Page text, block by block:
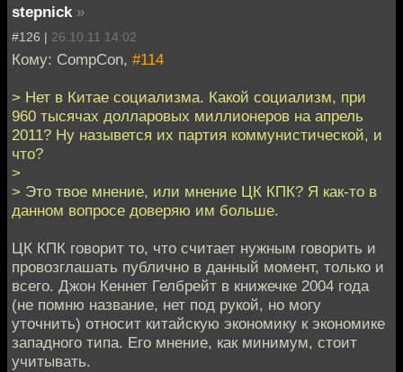
stepnick »
#126 | 26.10.11 14:02
Кому: CompCon, #114
> Нет в Китае социализма. Какой социализм, при
960 тысячах долларовых миллионеров на апрель
2011? Ну назывется их партия коммунистической, и
что?
>
> Это твое мнение, или мнение ЦК КПК? Я как-то в
данном вопросе доверяю им больше.
ЦК КПК говорит то, что считает нужным говорить и
провозглашать публично в данный момент, только и
всего. Джон Кеннет Гелбрейт в книжечке 2004 года
(не помню название, нет под рукой, но могу
уточнить) относит китайскую экономику к экономике
западного типа. Его мнение, как минимум, стоит
учитывать.